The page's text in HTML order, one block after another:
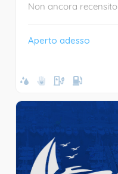
Non ancora recensito
Aperto adesso